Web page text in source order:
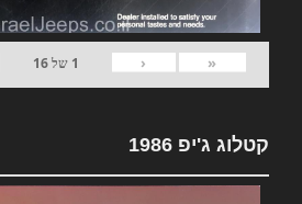
«
‹
1 של16
קטלוג ג'יפ 1986